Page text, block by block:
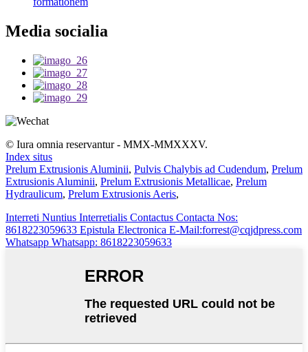
Media socialia
© Iura omnia reservantur - MMX-MMXXXV.
Index situs
Prelum Extrusionis Aluminii, Pulvis Chalybis ad Cudendum, Prelum
Extrusionis Aluminii, Prelum Extrusionis Metallicae, Prelum
Hydraulicum, Prelum Extrusionis Aeris,
Interreti Nuntius Interretialis Contactus Contacta Nos:
8618223059633 Epistula Electronica E-Mail:forrest@cqjdpress.com
Whatsapp Whatsapp: 8618223059633